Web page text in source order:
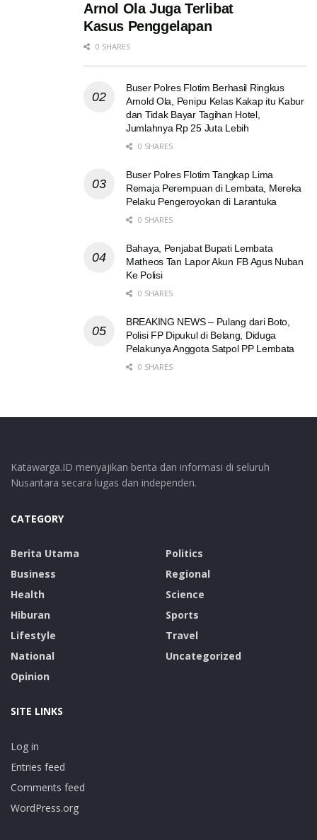
Arnol Ola Juga Terlibat
Kasus Penggelapan
0 SHARES
Buser Polres Flotim Berhasil Ringkus
Arnold Ola, Penipu Kelas Kakap itu Kabur
dan Tidak Bayar Tagihan Hotel,
Jumlahnya Rp 25 Juta Lebih
0 SHARES
Buser Polres Flotim Tangkap Lima
Remaja Perempuan di Lembata, Mereka
Pelaku Pengeroyokan di Larantuka
0 SHARES
Bahaya, Penjabat Bupati Lembata
Matheos Tan Lapor Akun FB Agus Nuban
Ke Polisi
0 SHARES
BREAKING NEWS – Pulang dari Boto,
Polisi FP Dipukul di Belang, Diduga
Pelakunya Anggota Satpol PP Lembata
0 SHARES
Katawarga.ID menyajikan berita dan informasi di seluruh
Nusantara secara lugas dan independen.
CATEGORY
Berita Utama
Business
Health
Hiburan
Lifestyle
National
Opinion
Politics
Regional
Science
Sports
Travel
Uncategorized
SITE LINKS
Log in
Entries feed
Comments feed
WordPress.org